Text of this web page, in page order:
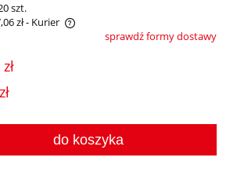
szt.
zł- Kurier
ewentualnych kosztów płatnościsprawdź formy dostawy
do koszyka